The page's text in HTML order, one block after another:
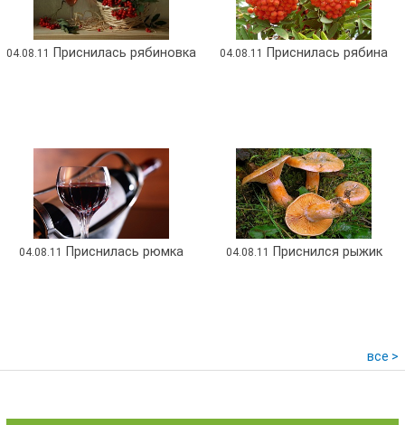
04.08.11 Приснилась рябиновка 04.08.11 Приснилась рябина
04.08.11 Приснилась рюмка 04.08.11 Приснился рыжик
все >